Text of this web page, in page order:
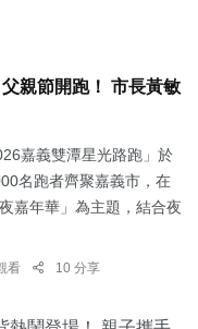
親節開跑！ 市長黃敏
嘉義雙潭星光路跑」於
名跑者齊聚嘉義市，在
嘉年華」為主題，結合夜
看 10 分享